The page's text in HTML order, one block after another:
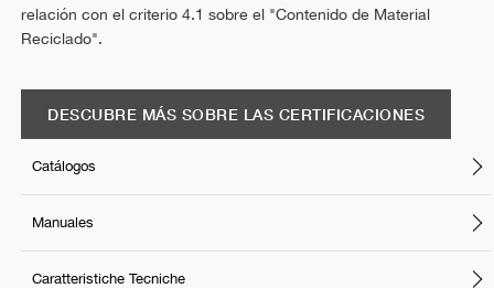
relación con el criterio 4.1 sobre el "Contenido de Material
Reciclado".
DESCUBRE MÁS SOBRE LAS CERTIFICACIONES
Catálogos
Manuales
Caratteristiche Tecniche